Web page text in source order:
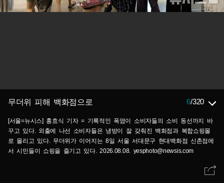
무더위 피해 백화점으로 6/320
[서울=뉴시스] 홍효식 기자 = 기록적인 폭염이 소비자들의 소비 동선까지 바
꾸고 있다. 외출에 나선 소비자들은 냉방이 잘 갖춰진 백화점과 복합쇼핑몰
로 몰리고 있다. 무더위가 이어지는 8일 서울 서대문구 현대백화점 신촌점에
서 시민들이 쇼핑을 즐기고 있다. 2026.08.08. yesphoto@newsis.com